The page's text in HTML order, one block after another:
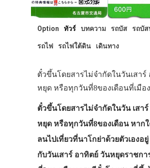
Option ทัวร์ บทความ รถบัส รถบัส
รถไฟ รถไฟใต้ดิน เดินทาง
ตั๋วขึ้นโดยสารไม่จำกัดในวันเสาร์
หยุด หรือทุกวันที่8ของเดือนที่เมือ
ตั๋วขึ้นโดยสารไม่จำกัดในวัน เสา
หยุด หรือทุกวันที่8ของเดือน หาก
ลนไปเที่ยวที่นาโกย่าด้วยตัวเองอ
กับวันเสาร์ อาทิตย์ วันหยุดราชกา